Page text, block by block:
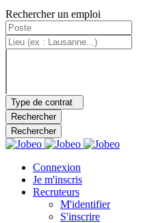
Rechercher un emploi
Type de contrat
Rechercher
Rechercher
Connexion
Je m'inscris
Recruteurs
M'identifier
S'inscrire